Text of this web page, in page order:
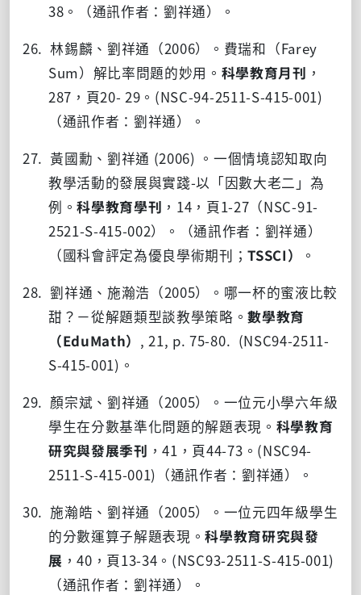
38 。（通訊作者：劉祥通）。
26. 林錫麟、劉祥通（2006）。費瑞和（Farey
Sum）解比率問題的妙用。 科學教育月刊 ，
287 ，頁20- 29 。 (NSC-94-2511-S-415-001)
（通訊作者：劉祥通）。
27. 黃國勳、劉祥通 (2006) 。一個情境認知取向
教學活動的發展與實踐-以「因數大老二」為
例。科學教育學刊 ，14，頁1-27（NSC-91-
2521-S-415-002）。（通訊作者：劉祥通）
（國科會評定為優良學術期刊；TSSCI）
。
28. 劉祥通、施瀚浩（2005）。哪一杯的蜜液比較
甜？－從解題類型談教學策略。數學教育
（EduMath） , 21, p. 75-80. (NSC94-2511-
S-415-001) 。
29. 顏宗斌、劉祥通（2005）。一位元小學六年級
學生在分數基準化問題的解題表現。 科學教育
研究與發展季刊 ，41 ，頁44-73 。(NSC94-
2511-S-415-001)（通訊作者：劉祥通）。
30. 施瀚皓、劉祥通（2005）。一位元四年級學生
的分數運算子解題表現。科學教育研究與發
展 ，40 ，頁13-34 。(NSC93-2511-S-415-001)
（通訊作者：劉祥通）。